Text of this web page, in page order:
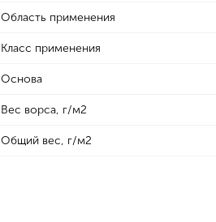
Область применения
Класс применения
Основа
Вес ворса, г/м2
Общий вес, г/м2